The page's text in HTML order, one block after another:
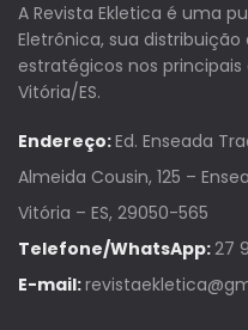
A Revista Ekletica é uma
Eletrônica, sua
estratégicos nos
Vitória/ES.
Endereço:Ed. Enseada
Almeida Cousin, 125 –
Vitória – ES, 29050-565
Telefone/WhatsApp:27
E-mail: